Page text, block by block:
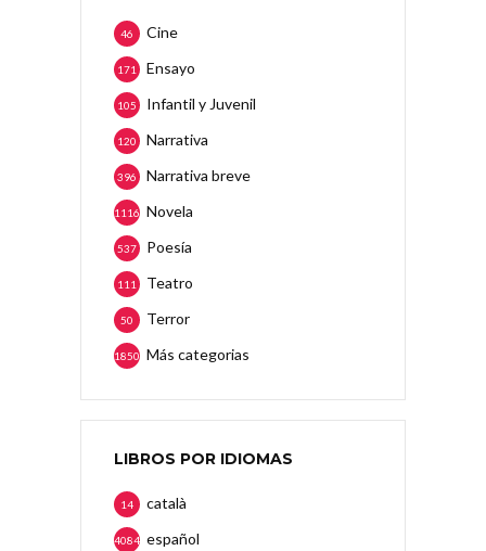
Cine
46
Ensayo
171
Infantil y Juvenil
105
Narrativa
120
Narrativa breve
396
Novela
1116
Poesía
537
Teatro
111
Terror
50
Más categorias
1850
LIBROS POR IDIOMAS
català
14
español
4084